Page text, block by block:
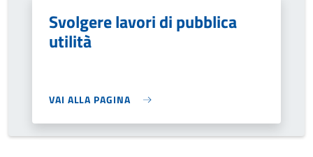
Svolgere lavori di pubblica
utilità
VAI ALLA PAGINA